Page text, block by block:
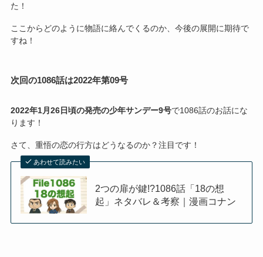
た！
ここからどのように物語に絡んでくるのか、今後の展開に期待で
すね！
次回の1086話は2022年第09号
2022年1月26日頃の発売の少年サンデー9号で1086話のお話にな
ります！
さて、重悟の恋の行方はどうなるのか？注目です！
あわせて読みたい
2つの扉が鍵!?1086話「18の想
起」ネタバレ＆考察｜漫画コナン